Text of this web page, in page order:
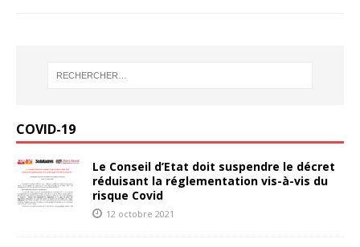
COVID-19
Le Conseil d’Etat doit suspendre le décret
réduisant la réglementation vis-à-vis du
risque Covid
12 octobre 2021